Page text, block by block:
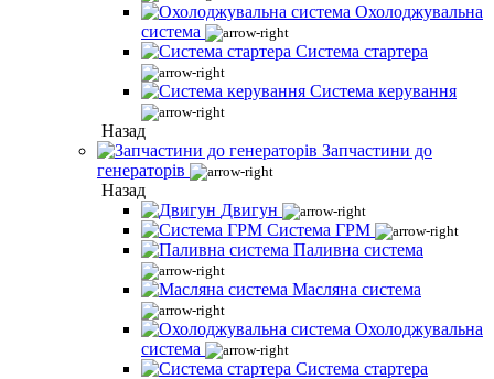
Охолоджувальна
система
Система стартера
Система керування
Назад
Запчастини до
генераторів
Назад
Двигун
Система ГРМ
Паливна система
Масляна система
Охолоджувальна
система
Система стартера